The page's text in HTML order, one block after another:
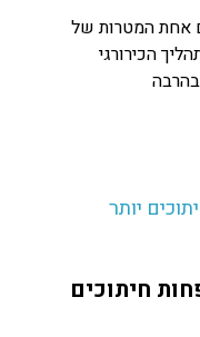
אחת המטרות של
הכירורגי
חיתוכים